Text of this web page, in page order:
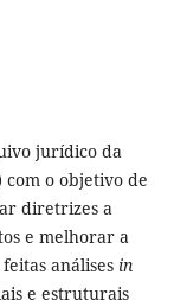
jurídico da
com o objetivo de
diretrizes a
e melhorar a
análises in
e estruturais